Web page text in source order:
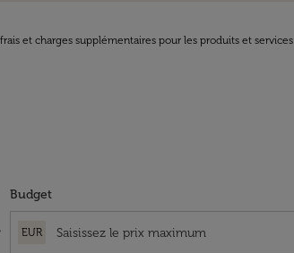
et charges supplémentaires pour les produits et services
Budget
EUR